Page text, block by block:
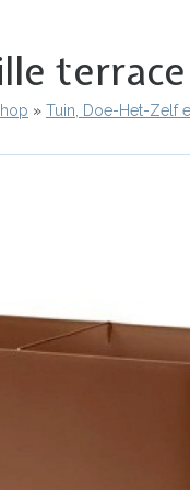
Tuin, Doe-Het-Zelf